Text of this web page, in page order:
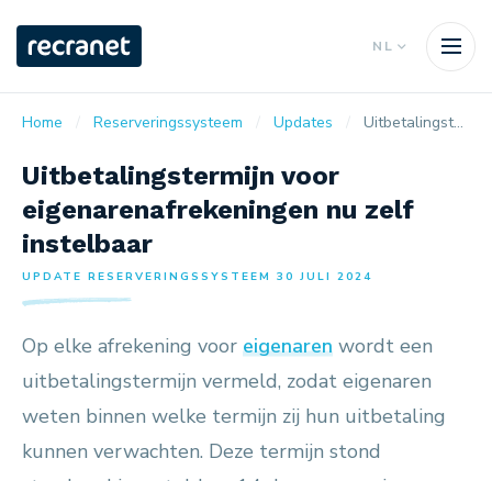
NL
Home Reserveringssysteem Updates Uitbetalingstermijn voor eigenarenafrekeningen nu zelf instelbaar
Uitbetalingstermijn voor
eigenarenafrekeningen nu zelf
instelbaar
UPDATE RESERVERINGSSYSTEEM 30 JULI 2024
Op elke afrekening voor eigenaren wordt een
uitbetalingstermijn vermeld, zodat eigenaren
weten binnen welke termijn zij hun uitbetaling
kunnen verwachten. Deze termijn stond